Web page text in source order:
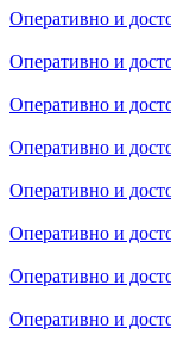
Оперативно и
Оперативно и
Оперативно и
Оперативно и
Оперативно и
Оперативно и
Оперативно и
Оперативно и